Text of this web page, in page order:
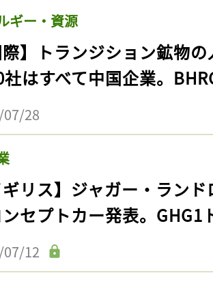
ギー・資源
際】トランジション鉱物
社はすべて中国企業。
28
ギリス】ジャガー・ラン
セプトカー発表。GHG1
12